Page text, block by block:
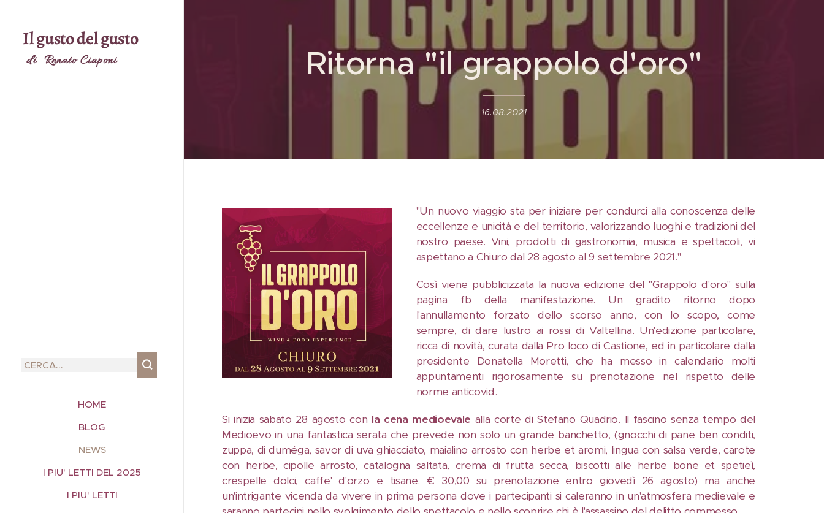
Il gusto del gusto
di Renato Ciaponi
HOME
BLOG
NEWS
I PIU' LETTI DEL 2025
I PIU' LETTI
Ritorna "il grappolo d'oro"
16.08.2021
"Un nuovo viaggio sta per iniziare per condurci alla conoscenza delle
eccellenze e unicità e del territorio, valorizzando luoghi e tradizioni del
nostro paese. Vini, prodotti di gastronomia, musica e spettacoli, vi
aspettano a Chiuro dal 28 agosto al 9 settembre 2021."
Così viene pubblicizzata la nuova edizione del "Grappolo d'oro" sulla
pagina fb della manifestazione. Un gradito ritorno dopo
l'annullamento forzato dello scorso anno, con lo scopo, come
sempre, di dare lustro ai rossi di Valtellina. Un'edizione particolare,
ricca di novità, curata dalla Pro loco di Castione, ed in particolare dalla
presidente Donatella Moretti, che ha messo in calendario molti
appuntamenti rigorosamente su prenotazione nel rispetto delle
norme anticovid.
Si inizia sabato 28 agosto con la cena medioevale alla corte di Stefano Quadrio. Il fascino senza tempo del
Medioevo in una fantastica serata che prevede non solo un grande banchetto, (gnocchi di pane ben conditi,
zuppa, di duméga, savor di uva ghiacciato, maialino arrosto con herbe et aromi, lingua con salsa verde, carote
con herbe, cipolle arrosto, catalogna saltata, crema di frutta secca, biscotti alle herbe bone et spetieì,
crespelle dolci, caffe' d'orzo e tisane. € 30,00 su prenotazione entro giovedì 26 agosto) ma anche
un'intrigante vicenda da vivere in prima persona dove i partecipanti si caleranno in un'atmosfera medievale e